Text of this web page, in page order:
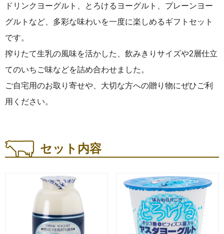
〜3,000円
3,001円〜5,000円
5,001円〜
ギフト・詰め合わせ
ドリンクヨーグルト、とろけるヨーグルト、プレーンヨー
グルトなど、多彩な味わいを一度に楽しめるギフトセット
です。
搾りたて生乳の風味を活かした、飲みきりサイズや2層仕立
てのいちご味などを詰め合わせました。
ご自宅用のお取り寄せや、大切な方への贈り物にぜひご利
用ください。
セット内容